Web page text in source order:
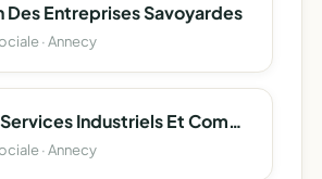
Des Entreprises Savoyardes
· Annecy
Office Des Services Industriels Et Commerciaux De La Haute-Savoie
· Annecy